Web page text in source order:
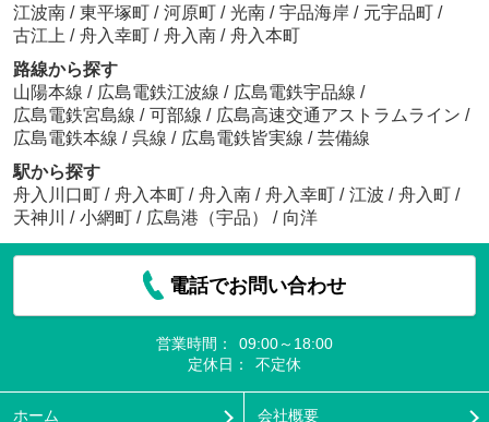
江波南 / 東平塚町 / 河原町 / 光南 / 宇品海岸 / 元宇品町 /
古江上 / 舟入幸町 / 舟入南 / 舟入本町
路線から探す
山陽本線 / 広島電鉄江波線 / 広島電鉄宇品線 /
広島電鉄宮島線 / 可部線 / 広島高速交通アストラムライン /
広島電鉄本線 / 呉線 / 広島電鉄皆実線 / 芸備線
駅から探す
舟入川口町 / 舟入本町 / 舟入南 / 舟入幸町 / 江波 / 舟入町 /
天神川
/ 小網町 / 広島港（宇品） / 向洋
電話でお問い合わせ
営業時間：
09:00～18:00
定休日：
不定休
ホーム 会社概要